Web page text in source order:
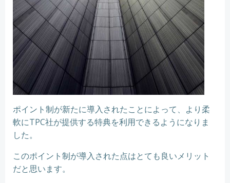
ポイント制が新たに導入されたことによって、より柔
軟にTPC社が提供する特典を利用できるようになりま
した。
このポイント制が導入された点はとても良いメリット
だと思います。